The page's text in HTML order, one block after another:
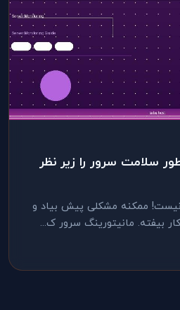
سلامت سرور را زیر نظر
ممکنه مشکلی پیش بیاد و
بیفته. مانیتورینگ سرور ک...